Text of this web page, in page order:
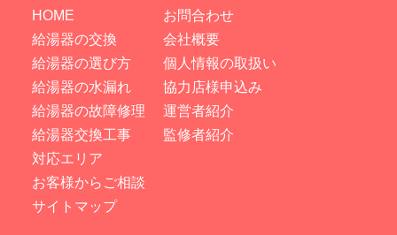
HOME
給湯器の交換
給湯器の選び方
給湯器の水漏れ
給湯器の故障修理
給湯器交換工事
対応エリア
お客様からご相談
サイトマップ
お問合わせ
会社概要
個人情報の取扱い
協力店様申込み
運営者紹介
監修者紹介